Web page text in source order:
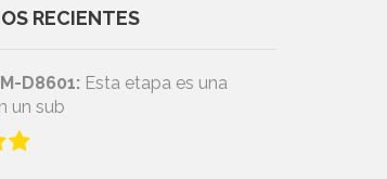
RECIENTES
D8601: Esta etapa es una
un sub